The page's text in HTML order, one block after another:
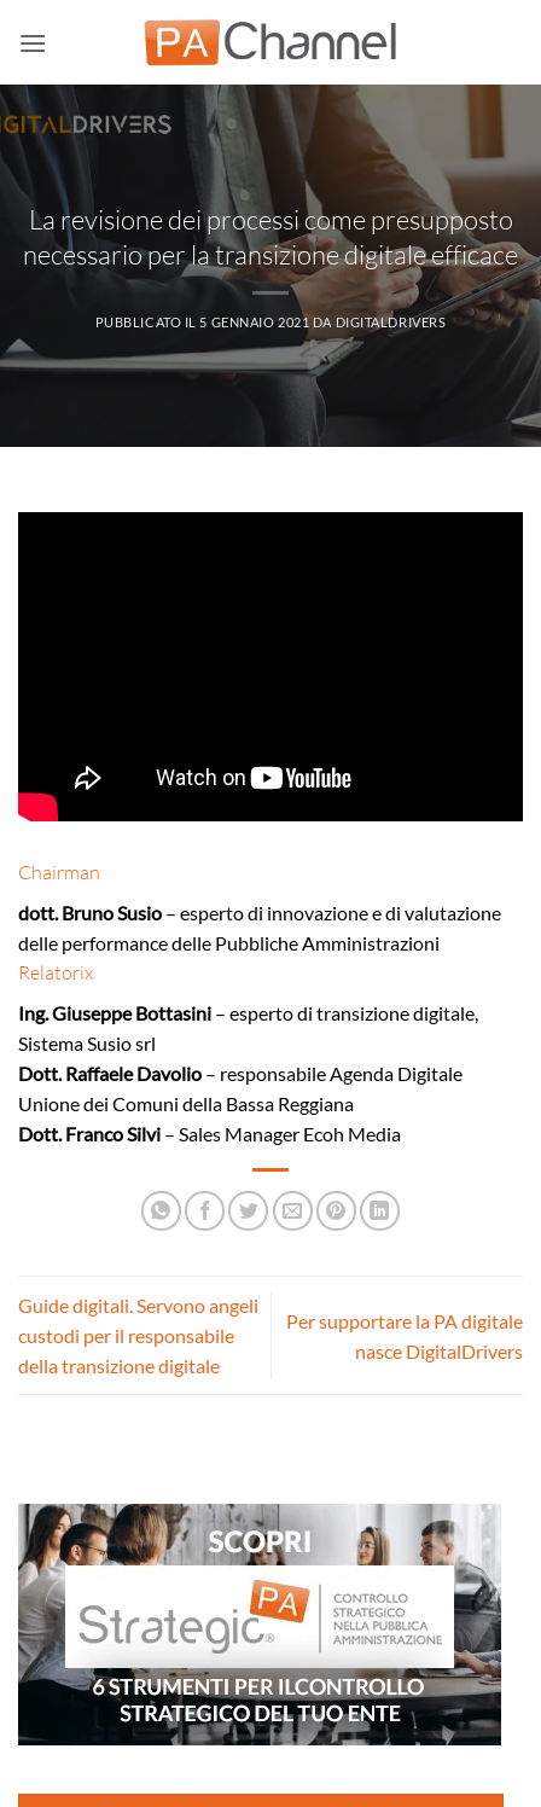
La revisione dei processi come presupposto
necessario per la transizione digitale efficace
PUBBLICATO IL 5 GENNAIO 2021 DA DIGITALDRIVERS
Chairman
dott. Bruno Susio – esperto di innovazione e di valutazione
delle performance delle Pubbliche Amministrazioni
Relatorix
Ing. Giuseppe Bottasini – esperto di transizione digitale,
Sistema Susio srl
Dott. Raffaele Davolio – responsabile Agenda Digitale
Unione dei Comuni della Bassa Reggiana
Dott. Franco Silvi – Sales Manager Ecoh Media
Guide digitali. Servono angeli
custodi per il responsabile
della transizione digitale
Per supportare la PA digitale
nasce DigitalDrivers